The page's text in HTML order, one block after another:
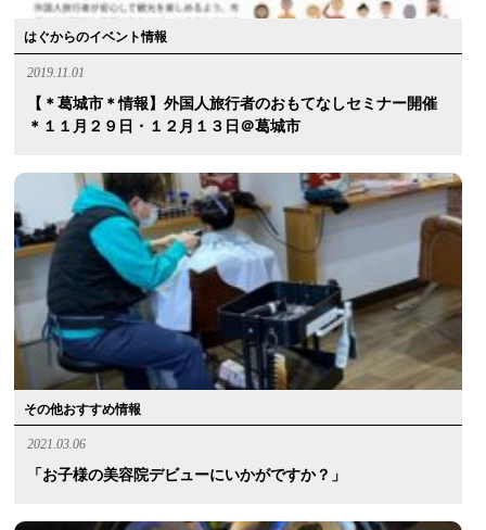
はぐからのイベント情報
2019.11.01
【＊葛城市＊情報】外国人旅行者のおもてなしセミナー開催
＊１１月２９日・１２月１３日＠葛城市
その他おすすめ情報
2021.03.06
「お子様の美容院デビューにいかがですか？」